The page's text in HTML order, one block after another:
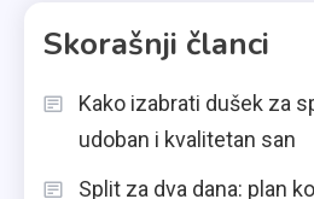
Skorašnji članci
Kako izabrati dušek za
udoban i kvalitetan san
Split za dva dana: plan